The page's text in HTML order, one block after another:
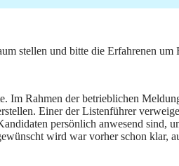
stellen und bitte die Erfahrenen
Im Rahmen der betrieblichen
Einer der Listenführer
persönlich anwesend
wird war vorher schon klar,